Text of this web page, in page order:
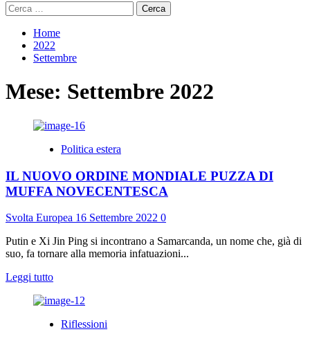
Ricerca
per:
Home
2022
Settembre
Mese: Settembre 2022
Politica estera
IL NUOVO ORDINE MONDIALE PUZZA DI
MUFFA NOVECENTESCA
Svolta Europea 16 Settembre 2022 0
Putin e Xi Jin Ping si incontrano a Samarcanda, un nome che, già di
suo, fa tornare alla memoria infatuazioni...
Leggi tuttoLeggi
più
ILRiflessioni